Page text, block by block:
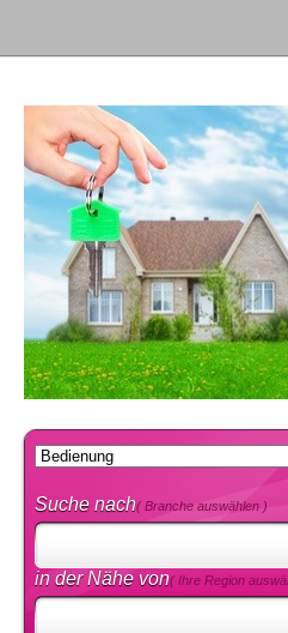
Suche nach( Branche auswählen )
in der Nähe von( Ihre Region